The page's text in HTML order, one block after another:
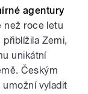
agentury
než roce letu
Zemi,
unikátní
Českým
vyladit